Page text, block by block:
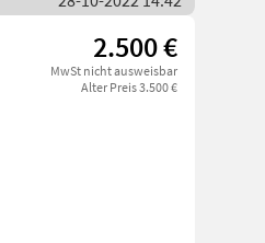
2.500 €
MwSt nicht ausweisbar
Alter Preis 3.500 €